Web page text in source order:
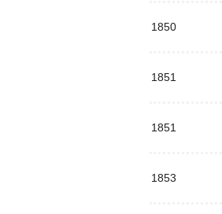
1850
1851
1851
1853